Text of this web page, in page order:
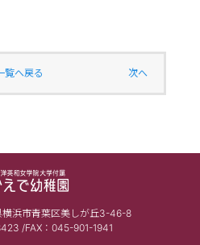
覧へ戻る 次へ
浜市青葉区美しが丘3-46-8
/FAX：045-901-1941